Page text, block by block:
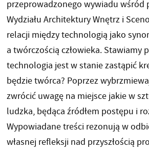
przeprowadzonego wywiadu wśród
Wydziału Architektury Wnętrz i
relacji między technologią jako
a twórczością człowieka. Stawiamy
technologia jest w stanie zastąpić
będzie twórca? Poprzez
zwrócić uwagę na miejsce jakie w
ludzka, będąca źródłem postępu i
Wypowiadane treści rezonują w
własnej refleksji nad przyszłością